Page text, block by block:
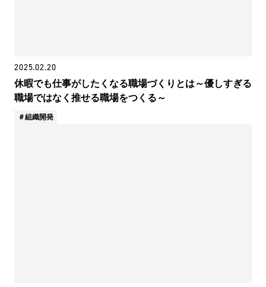
2025.02.20
休暇でも仕事がしたくなる職場づくりとは～優しすぎる
職場ではなく推せる職場をつくる～
組織開発